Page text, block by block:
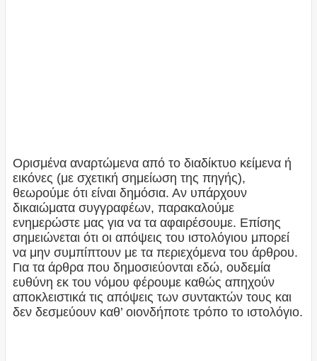
Ορισμένα αναρτώμενα από το διαδίκτυο κείμενα ή
εικόνες (με σχετική σημείωση της πηγής),
θεωρούμε ότι είναι δημόσια. Αν υπάρχουν
δικαιώματα συγγραφέων, παρακαλούμε
ενημερώστε μας για να τα αφαιρέσουμε. Επίσης
σημειώνεται ότι οι απόψεις του ιστολόγιου μπορεί
να μην συμπίπτουν με τα περιεχόμενα του άρθρου.
Για τα άρθρα που δημοσιεύονται εδώ, ουδεμία
ευθύνη εκ του νόμου φέρουμε καθώς απηχούν
αποκλειστικά τις απόψεις των συντακτών τους και
δεν δεσμεύουν καθ’ οιονδήποτε τρόπο το ιστολόγιο.